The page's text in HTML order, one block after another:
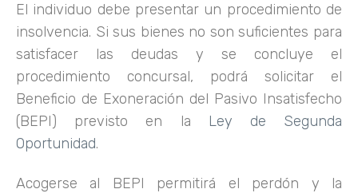
El individuo debe presentar un procedimiento de
insolvencia. Si sus bienes no son suficientes para
satisfacer las deudas y se concluye el
procedimiento concursal, podrá solicitar el
Beneficio de Exoneración del Pasivo Insatisfecho
(BEPI) previsto en la
Ley de Segunda
Oportunidad.
Acogerse al BEPI permitirá el perdón y la